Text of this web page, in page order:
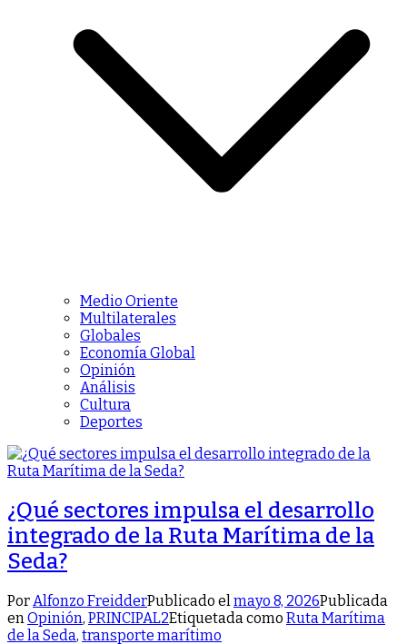
Medio Oriente
Multilaterales
Globales
Economía Global
Opinión
Análisis
Cultura
Deportes
¿Qué sectores impulsa el desarrollo
integrado de la Ruta Marítima de la
Seda?
PorAlfonzo FreidderPublicado elmayo 8, 2026Publicada
enOpinión, PRINCIPAL2Etiquetada como Ruta Marítima
de la Seda, transporte marítimo